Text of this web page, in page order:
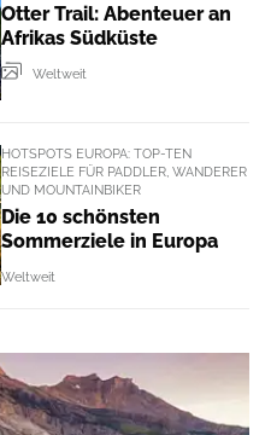
Otter Trail: Abenteuer an
Afrikas Südküste
Weltweit
HOTSPOTS EUROPA: TOP-TEN
REISEZIELE FÜR PADDLER, WANDERER
UND MOUNTAINBIKER
Die 10 schönsten
Sommerziele in Europa
Weltweit